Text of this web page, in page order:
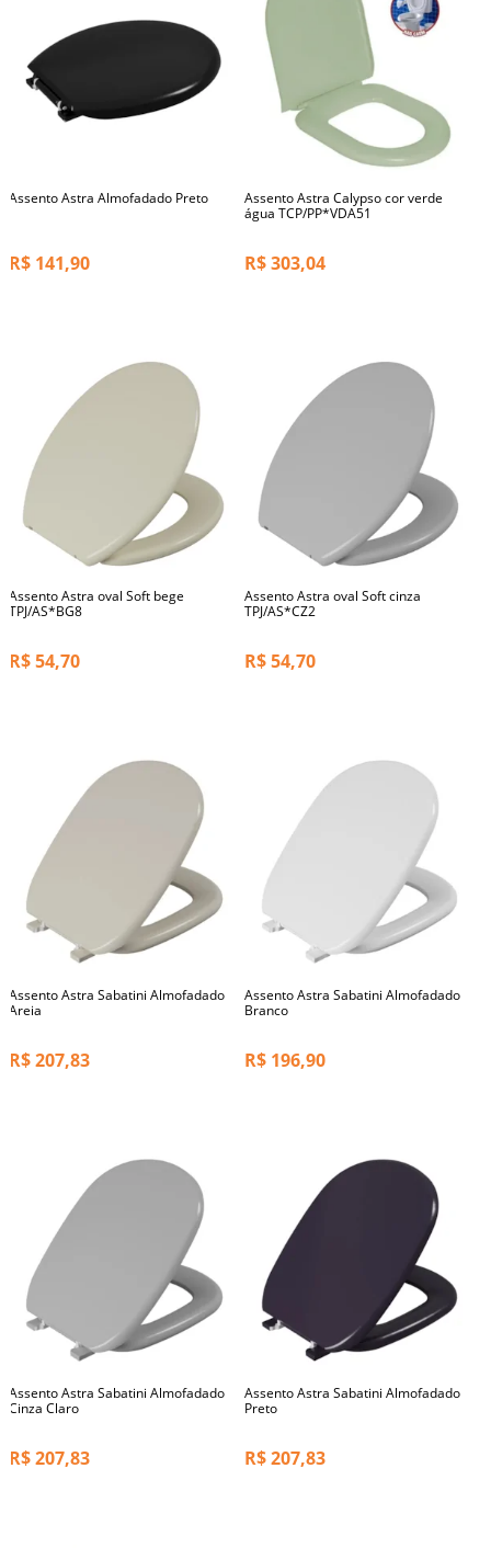
Assento Astra Almofadado Preto
R$ 141,90
Assento Astra Calypso cor verde
água TCP/PP*VDA51
R$303,04
Assento Astra oval Soft bege
TPJ/AS*BG8
R$54,70
Assento Astra oval Soft cinza
TPJ/AS*CZ2
R$54,70
Assento Astra Sabatini Almofadado
Areia
R$207,83
Assento Astra Sabatini Almofadado
Branco
R$ 196,90
Assento Astra Sabatini Almofadado
Cinza Claro
R$207,83
Assento Astra Sabatini Almofadado
Preto
R$207,83